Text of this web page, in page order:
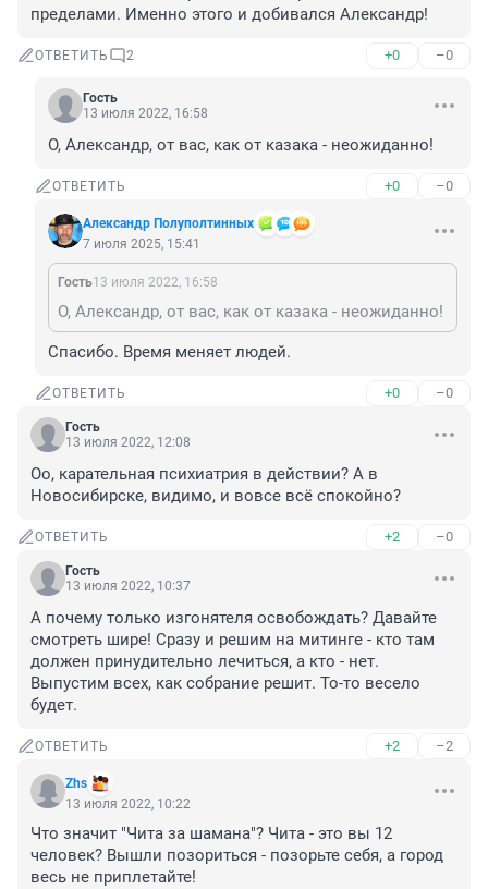
пределами. Именно этого и добивался Александр!
ОТВЕТИТЬ 2 +0 –0
Гость
13 июля 2022, 16:58
О, Александр, от вас, как от казака - неожиданно!
ОТВЕТИТЬ +0 –0
Александр Полуполтинных
7 июля 2025, 15:41
Гость13 июля 2022, 16:58
О, Александр, от вас, как от казака - неожиданно!
Спасибо. Время меняет людей.
ОТВЕТИТЬ +0 –0
Гость
13 июля 2022, 12:08
Оо, карательная психиатрия в действии? А в
Новосибирске, видимо, и вовсе всё спокойно?
ОТВЕТИТЬ +2 –0
Гость
13 июля 2022, 10:37
А почему только изгонятеля освобождать? Давайте
смотреть шире! Сразу и решим на митинге - кто там
должен принудительно лечиться, а кто - нет.
Выпустим всех, как собрание решит. То-то весело
будет.
ОТВЕТИТЬ +2 –2
Zhs
13 июля 2022, 10:22
Что значит "Чита за шамана"? Чита - это вы 12
человек? Вышли позориться - позорьте себя, а город
весь не приплетайте!